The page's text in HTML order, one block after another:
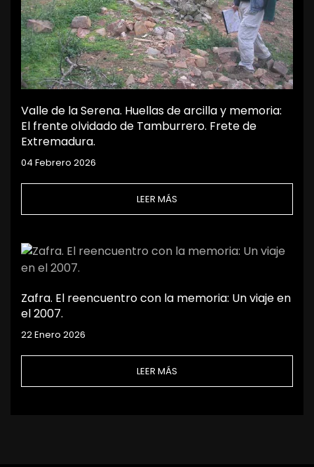
Valle de la Serena. Huellas de arcilla y memoria:
El frente olvidado de Tamburrero. Frete de
Extremadura.
04 Febrero 2026
LEER MÁS
Zafra. El reencuentro con la memoria: Un viaje en
el 2007.
22 Enero 2026
LEER MÁS